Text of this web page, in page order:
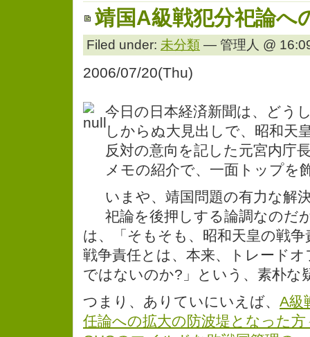
靖国A級戦犯分祀論へ
Filed under: 未分類 — 管理人 @
2006/07/20(Thu)
今日の日本経済新聞は、どう
しからぬ大見出しで、昭和天
反対の意向を記した元宮内庁
メモの紹介で、一面トップを
いまや、靖国問題の有力な解
祀論を後押しする論調なのだ
は、「そもそも、昭和天皇の戦
戦争責任とは、本来、トレード
ではないのか?」という、素朴な
つまり、ありていにいえば、 A級
任論への拡大の防波堤となった方